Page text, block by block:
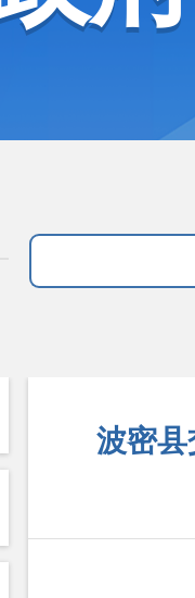
波密县